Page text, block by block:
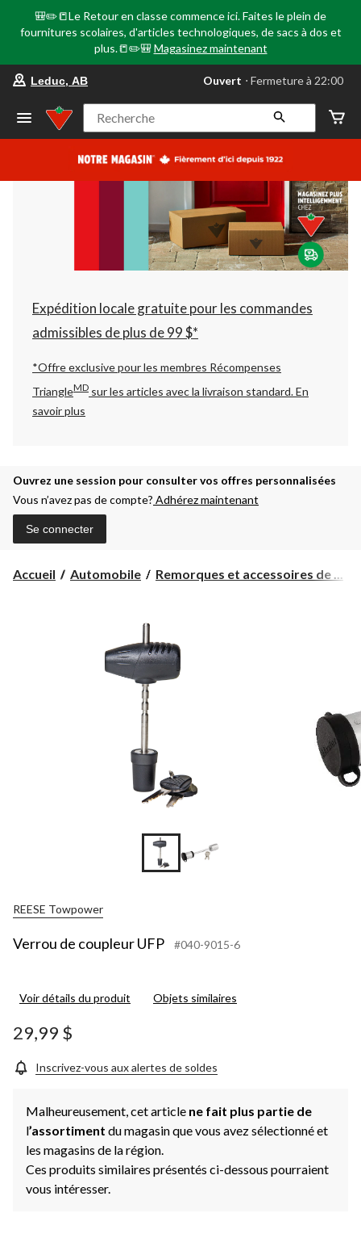
🎒✏️📒Le Retour en classe commence ici. Faites le plein de
fournitures scolaires, d'articles technologiques, de sacs à dos et
plus.📒✏️🎒 Magasinez maintenant
votre
préféré
Leduc,
AB,
courament
Fermeture
à
22:00
cliquer
pour
changer
Leduc, AB Ouvert ⋅ Fermeture à 22:00
Recherche
Expédition locale gratuite pour les commandes
admissibles de plus de 99 $*
*Offre exclusive pour les membres Récompenses
TriangleMD sur les articles avec la livraison standard.En
savoir plus
Ouvrez une session pour consulter vos offres personnalisées
Vous n’avez pas de compte? Adhérez maintenant
Se connecter
Accueil Automobile Remorques et accessoires de ...
REESE Towpower
Verrou de coupleur UFP #040-9015-6
Voir détails du produit Objets similaires
29,99 $
Inscrivez-vous aux alertes de soldes
Malheureusement, cet article ne fait plus partie de
l’assortiment du magasin que vous avez sélectionné et
les magasins de la région.
Ces produits similaires présentés ci-dessous pourraient
vous intéresser.